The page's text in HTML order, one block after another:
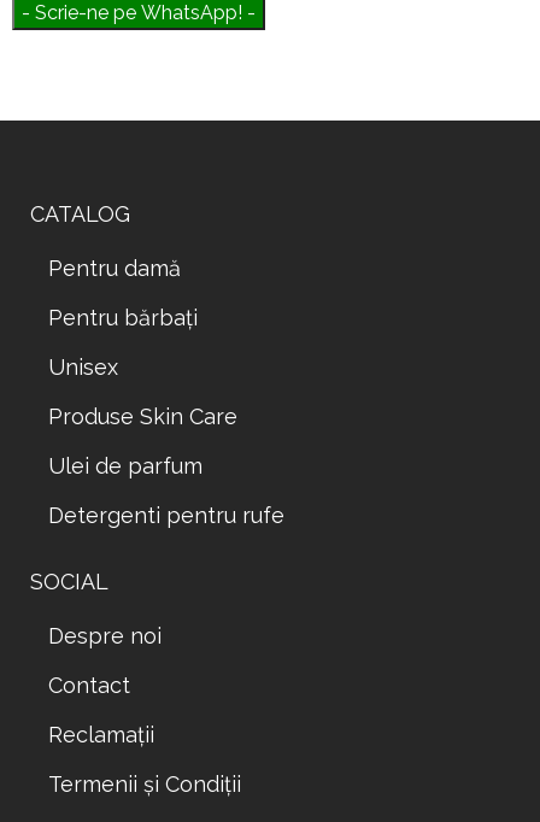
- Scrie-ne pe WhatsApp! -
CATALOG
Pentru damă
Pentru bărbați
Unisex
Produse Skin Care
Ulei de parfum
Detergenti pentru rufe
SOCIAL
Despre noi
Contact
Reclamații
Termenii și Condiții